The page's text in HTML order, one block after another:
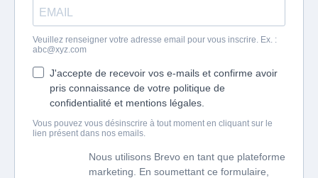
Veuillez renseigner votre adresse email pour vous inscrire. Ex. :
abc@xyz.com
J'accepte de recevoir vos e-mails et confirme avoir
pris connaissance de votre politique de
confidentialité et mentions légales.
Vous pouvez vous désinscrire à tout moment en cliquant sur le
lien présent dans nos emails.
Nous utilisons Brevo en tant que plateforme
marketing. En soumettant ce formulaire,